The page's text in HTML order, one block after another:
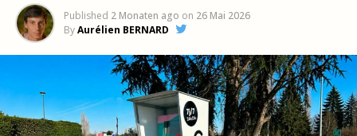
Published 2 Monaten ago on 26 Mai 2026
ByAurélien BERNARD